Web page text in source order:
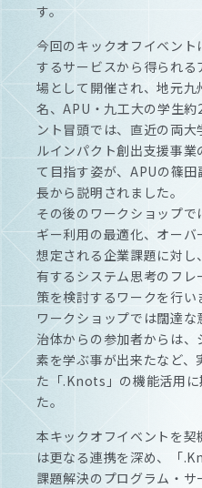
す。
今回のキックオフイベン
するサービスから得られ
場として開催され、地元
名、APU・九工大の学生
ント冒頭では、直近の両
ルインパクト創出支援事
て目指す姿が、APUの篠
長から説明されました。
その後のワークショップ
ギー利用の最適化、オーバ
想定される企業課題に対
有するシステム思考のフ
策を検討するワークを行い
ワークショップでは闊達
治体からの参加者からは
素を学ぶ事が出来たなど
た「.Knots」の機能活用
た。
本キックオフイベントを
は更なる連携を深め、「
課題解決のプログラム・